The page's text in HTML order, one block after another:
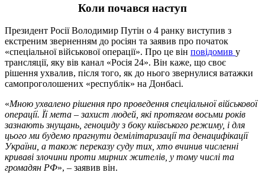
Коли почався наступ
Президент Росії Володимир Путін о 4 ранку виступив з
екстреним зверненням до росіян та заявив про початок
«спеціальної військової операції». Про це він повідомив у
трансляції, яку вів канал «Росія 24». Він каже, що своє
рішення ухвалив, після того, як до нього звернулися ватажки
самопроголошених «республік» на Донбасі.
«Мною ухвалено рішення про проведення спеціальної військової
операції. Її мета – захист людей, які протягом восьми років
зазнають знущань, геноциду з боку київського режиму, і для
цього ми будемо прагнути демілітаризації та денацифікації
України, а також переказу суду тих, хто вчинив численні
криваві злочини проти мирних жителів, у тому числі та
громадян РФ», – заявив він.